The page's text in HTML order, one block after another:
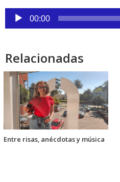
Reproductor
de
00:00
Relacionadas
Entre risas, anécdotas y música